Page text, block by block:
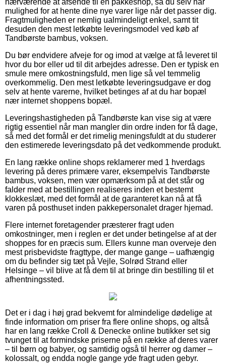
mulighed for at hente dine nye varer lige når det passer dig.
Fragtmuligheden er nemlig ualmindeligt enkel, samt tit
desuden den mest letkøbte leveringsmodel ved køb af
Tandbørste bambus, voksen.
Du bør endvidere afveje for og imod at vælge at få leveret til
hvor du bor eller ud til dit arbejdes adresse. Den er typisk en
smule mere omkostningsfuld, men lige så vel temmelig
overkommelig. Den mest letkøbte leveringsudgave er dog
selv at hente varerne, hvilket betinges af at du har bopæl
nær internet shoppens bopæl.
Leveringshastigheden på Tandbørste kan vise sig at være
rigtig essentiel når man mangler din ordre inden for få dage,
så med det formål er det rimelig meningsfuldt at du studerer
den estimerede leveringsdato på det vedkommende produkt.
En lang række online shops reklamerer med 1 hverdags
levering på deres primære varer, eksempelvis Tandbørste
bambus, voksen, men vær opmærksom på at det står og
falder med at bestillingen realiseres inden et bestemt
klokkeslæt, med det formål at de garanteret kan nå at få
varen på posthuset inden pakkepersonalet drager hjemad.
Flere internet foretagender præsterer fragt uden
omkostninger, men i reglen er det under betingelse af at der
shoppes for en præcis sum. Ellers kunne man overveje den
mest prisbevidste fragttype, der mange gange – uafhængig
om du befinder sig tæt på Vejle, Solrød Strand eller
Helsinge – vil blive at få dem til at bringe din bestilling til et
afhentningssted.
Det er i dag i høj grad bekvemt for almindelige dødelige at
finde information om priser fra flere online shops, og altså
har en lang række Croll & Denecke online butikker set sig
tvunget til at formindske priserne på en række af deres varer
– til børn og babyer, og samtidig også til herrer og damer –
kolossalt, og endda nogle gange yde fragt uden gebyr.